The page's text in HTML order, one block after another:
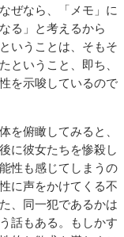
ぜなら、「メモ」に
る」と考えるから
いうことは、そもそ
ということ、即ち、
を示唆しているので
を俯瞰してみると、
に彼女たちを惨殺し
性も感じてしまうの
に声をかけてくる不
、同一犯であるかは
話もある。もしかす